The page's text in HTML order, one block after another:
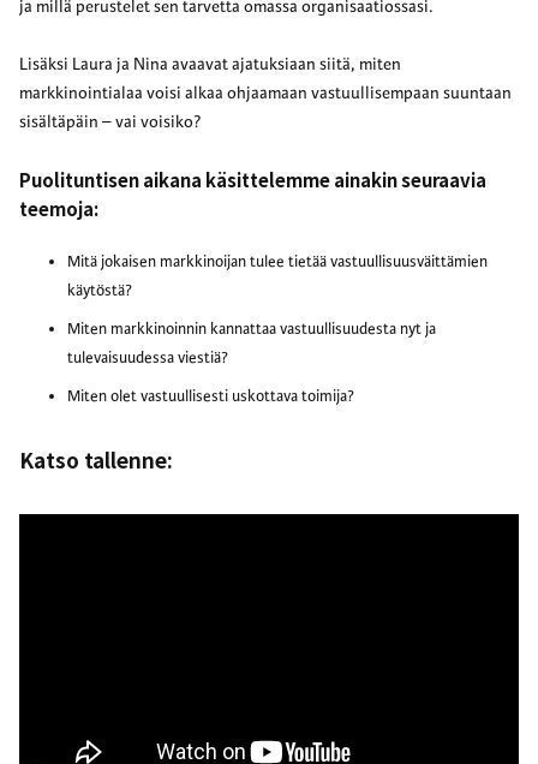
ja millä perustelet sen tarvetta omassa organisaatiossasi.
Lisäksi Laura ja Nina avaavat ajatuksiaan siitä, miten
markkinointialaa voisi alkaa ohjaamaan vastuullisempaan suuntaan
sisältäpäin – vai voisiko?
Puolituntisen aikana käsittelemme ainakin seuraavia
teemoja:
Mitä jokaisen markkinoijan tulee tietää vastuullisuusväittämien
käytöstä?
Miten markkinoinnin kannattaa vastuullisuudesta nyt ja
tulevaisuudessa viestiä?
Miten olet vastuullisesti uskottava toimija?
Katso tallenne: